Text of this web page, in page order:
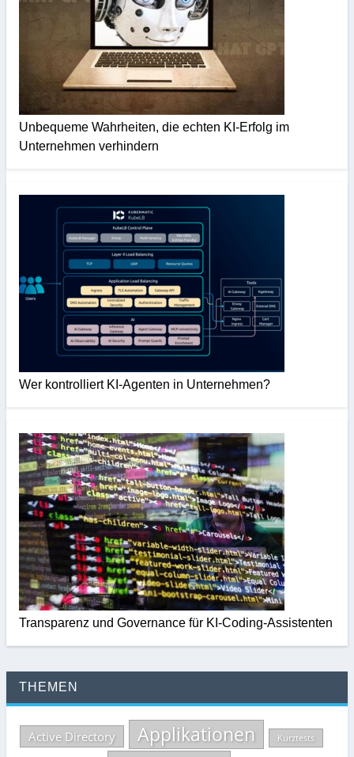
Unbequeme Wahrheiten, die echten KI-Erfolg im
Unternehmen verhindern
Wer kontrolliert KI-Agenten in Unternehmen?
Transparenz und Governance für KI-Coding-Assistenten
THEMEN
Active Directory Applikationen Kurztests